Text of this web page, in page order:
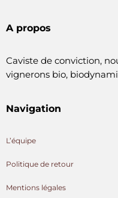
A propos
Caviste de conviction,
vignerons bio,
Navigation
L’équipe
Politique de retour
Mentions légales